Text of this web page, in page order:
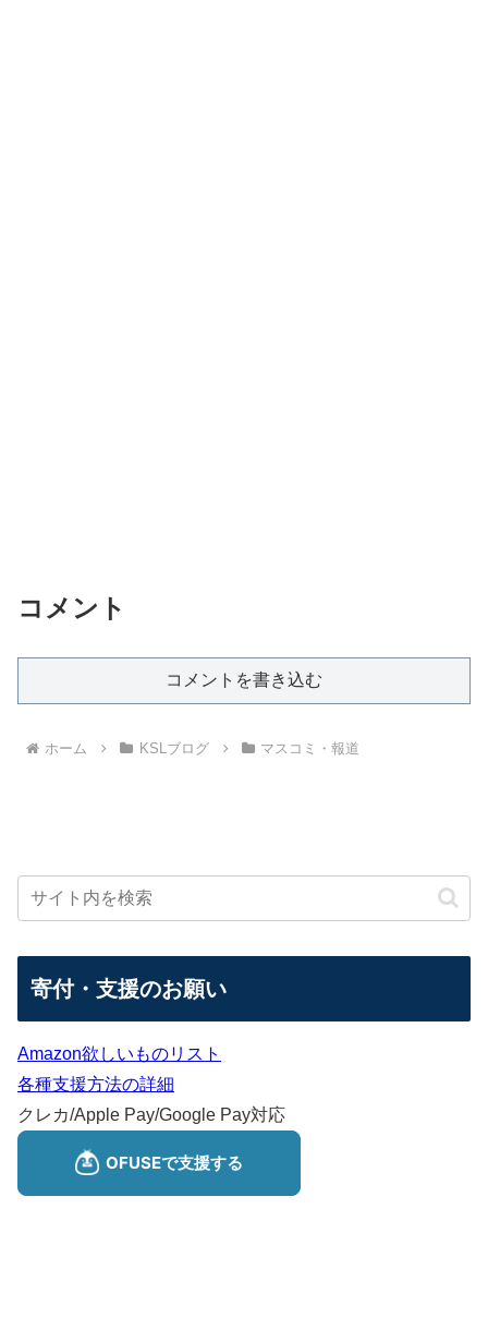
コメント
コメントを書き込む
ホーム KSLブログ マスコミ・報道
寄付・支援のお願い
Amazon欲しいものリスト
各種支援方法の詳細
クレカ/Apple Pay/Google Pay対応